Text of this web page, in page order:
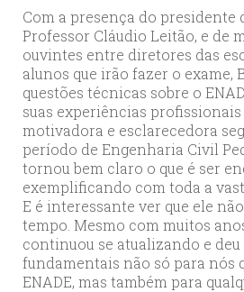
Com a presença do presidente
Professor Cláudio Leitão, e de
ouvintes entre diretores das
alunos que irão fazer o exame,
questões técnicas sobre o
suas experiências
motivadora e esclarecedora
período de Engenharia Civil
tornou bem claro o que é ser
exemplificando com toda a
E é interessante ver que ele
tempo. Mesmo com muitos
continuou se atualizando e deu
fundamentais não só para nós
ENADE, mas também para